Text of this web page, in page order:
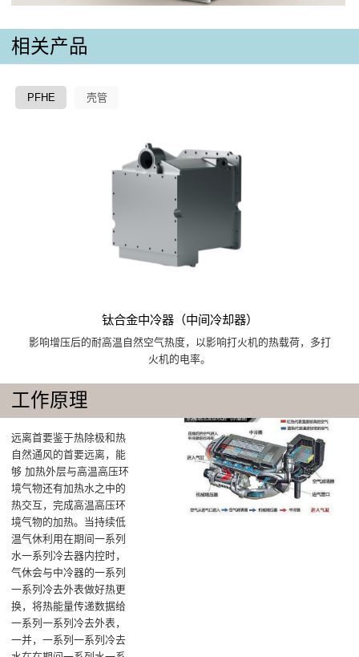
相关产品
PFHE 壳管
钛合金中冷器（中间冷却器）
影响增压后的耐高温自然空气热度，以影响打火机的热载荷，多打
火机的电率。
工作原理
远离首要鉴于热除极和热
自然通风的首要远离，能
够 加热外层与高温高压环
境气物还有加热水之中的
热交互，完成高温高压环
境气物的加热‌。当持续低
温气休利用在期间一系列
水一系列冷去器内控时，
气休会与中冷器的一系列
一系列冷去外表做好热更
换，将热能量传递数据给
一系列一系列冷去外表‌，
一并，一系列一系列冷去